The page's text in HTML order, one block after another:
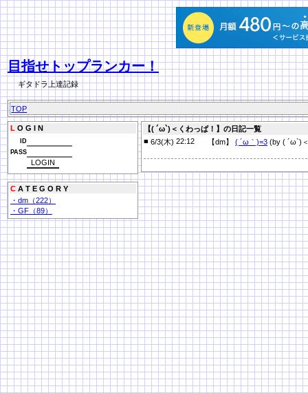
目指せトップランカー！
ギタドラ上達記録
TOP
L O G I N
ID
PASS
C A T E G O R Y
・dm（222）
・GF（89）
【( ´ω`)＜くわっぱ！】の日記一覧
■ 6/3(木) 22:12 【dm】 ( ´ω｀)=3 (by ( ´ω`)